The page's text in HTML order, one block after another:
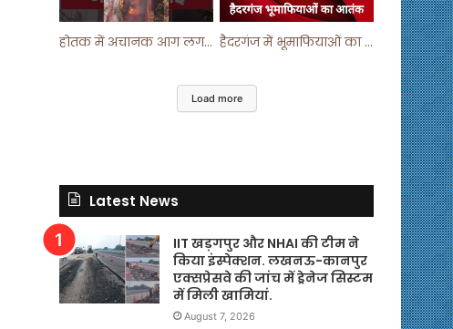
होतक में अचानक आग लगने से मचा हड़कंप ! #shortsfeed #shorts #viralshorts हैदरगंज में भूमाफियाओं का आतंक ! #upnews #viral #viralvideo
Load more
Latest News
IIT खड़गपुर और NHAI की टीम ने
किया इंस्पेक्शन. लखनऊ-कानपुर
एक्सप्रेसवे की जांच में ड्रेनेज सिस्टम
में मिली खामियां.
August 7, 2026